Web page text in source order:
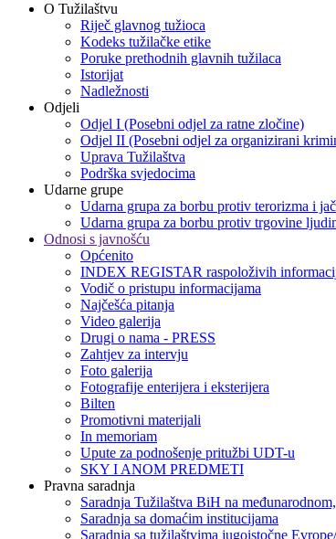
O Tužilaštvu
Riječ glavnog tužioca
Kodeks tužilačke etike
Poruke prethodnih glavnih tužilaca
Istorijat
Nadležnosti
Odjeli
Odjel I (Posebni odjel za ratne zločine)
Odjel II (Posebni odjel za organizirani
Uprava Tužilaštva
Podrška svjedocima
Udarne grupe
Udarna grupa za borbu protiv terorizma i
Udarna grupa za borbu protiv trgovine
Odnosi s javnošću
Općenito
INDEX REGISTAR raspoloživih
Vodič o pristupu informacijama
Najčešća pitanja
Video galerija
Drugi o nama - PRESS
Zahtjev za intervju
Foto galerija
Fotografije enterijera i eksterijera
Bilten
Promotivni materijali
In memoriam
Upute za podnošenje pritužbi UDT-u
SKY I ANOM PREDMETI
Pravna saradnja
Saradnja Tužilaštva BiH na
Saradnja sa domaćim institucijama
Saradnja sa tužilaštvima jugoistočne